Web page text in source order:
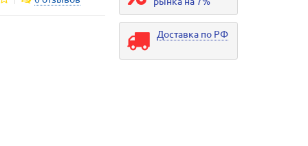
Доставка по РФ